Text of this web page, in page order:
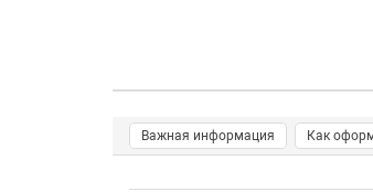
Важная информация Как